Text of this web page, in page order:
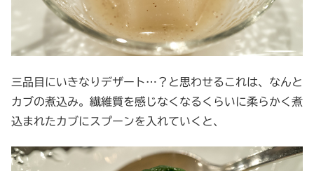
三品目にいきなりデザート…？と思わせるこれは、なんと
カブの煮込み。繊維質を感じなくなるくらいに柔らかく煮
込まれたカブにスプーンを入れていくと、